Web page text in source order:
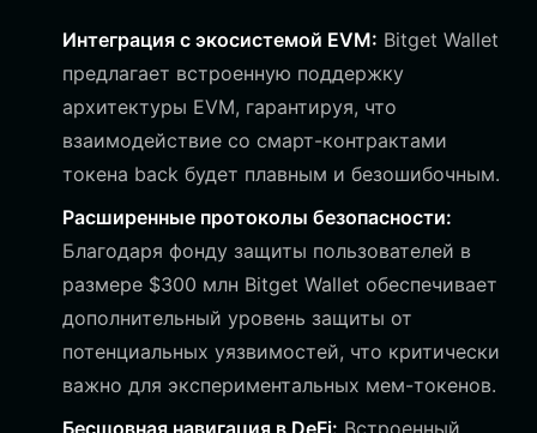
Интеграция с экосистемой EVM: Bitget Wallet
предлагает встроенную поддержку
архитектуры EVM, гарантируя, что
взаимодействие со смарт-контрактами
токена back будет плавным и безошибочным.
Расширенные протоколы безопасности:
Благодаря фонду защиты пользователей в
размере $300 млн Bitget Wallet обеспечивает
дополнительный уровень защиты от
потенциальных уязвимостей, что критически
важно для экспериментальных мем-токенов.
Бесшовная навигация в DeFi: Встроенный